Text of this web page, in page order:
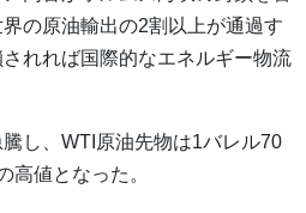
の原油輸出の2割以上が通過す
れれば国際的なエネルギー物流
し、WTI原油先物は1バレル70
高値となった。